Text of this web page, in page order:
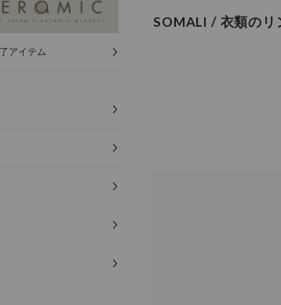
SOMALI / 衣類のリ
アイテム